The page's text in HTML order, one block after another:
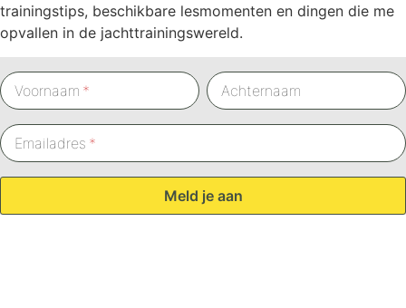
trainingstips, beschikbare lesmomenten en dingen die me
opvallen in de jachttrainingswereld.
Voornaam Achternaam
Emailadres